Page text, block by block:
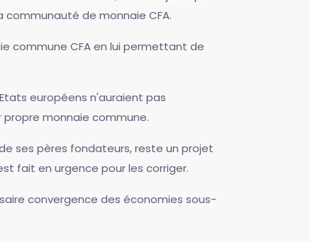
de monnaie CFA.
commune CFA en lui permettant de
européens n'auraient pas
monnaie commune.
ses pères fondateurs, reste un projet
fait en urgence pour les corriger.
convergence des économies sous-